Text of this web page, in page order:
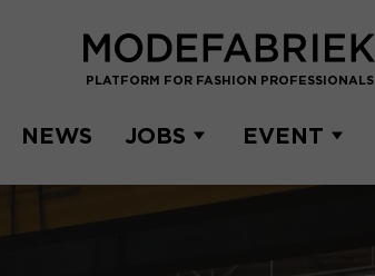
PLATFORM FOR FASHION PROFESSIONALS
NEWS JOBS EVENT